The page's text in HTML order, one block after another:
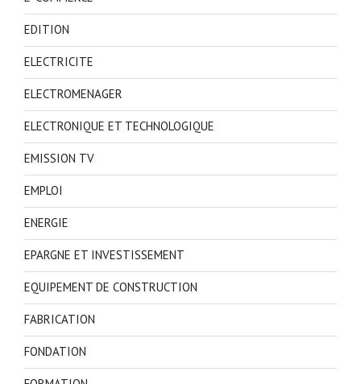
EDITION
ELECTRICITE
ELECTROMENAGER
ELECTRONIQUE ET TECHNOLOGIQUE
EMISSION TV
EMPLOI
ENERGIE
EPARGNE ET INVESTISSEMENT
EQUIPEMENT DE CONSTRUCTION
FABRICATION
FONDATION